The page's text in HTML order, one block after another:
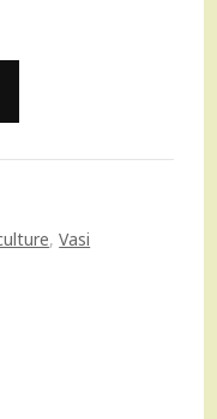
€.
,Vasi